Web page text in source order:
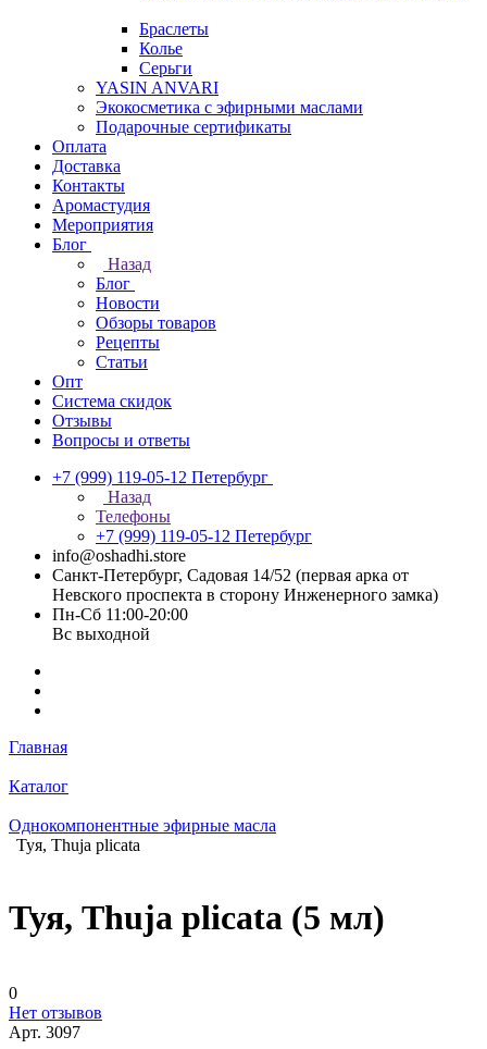
Браслеты
Колье
Серьги
YASIN ANVARI
Экокосметика с эфирными маслами
Подарочные сертификаты
Оплата
Доставка
Контакты
Аромастудия
Мероприятия
Блог
Назад
Блог
Новости
Обзоры товаров
Рецепты
Статьи
Опт
Система скидок
Отзывы
Вопросы и ответы
+7 (999) 119-05-12 Петербург
Назад
Телефоны
+7 (999) 119-05-12 Петербург
info@oshadhi.store
Санкт-Петербург, Садовая 14/52 (первая арка от
Невского проспекта в сторону Инженерного замка)
Пн-Сб 11:00-20:00
Вс выходной
Главная
Каталог
Однокомпонентные эфирные масла
Туя, Thuja plicata
Туя, Thuja plicata (5 мл)
0
Нет отзывов
Арт. 3097